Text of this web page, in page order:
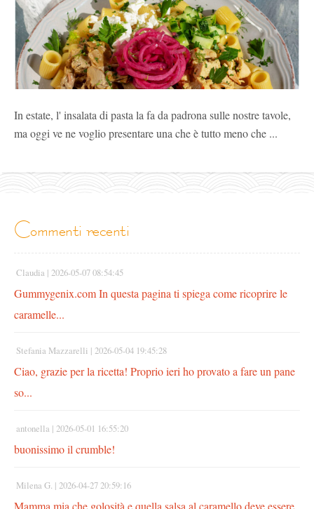
In estate, l' insalata di pasta la fa da padrona sulle nostre tavole,
ma oggi ve ne voglio presentare una che è tutto meno che ...
commenti recenti
Claudia | 2026-05-07 08:54:45
Gummygenix.com In questa pagina ti spiega come ricoprire le
caramelle...
Stefania Mazzarelli | 2026-05-04 19:45:28
Ciao, grazie per la ricetta! Proprio ieri ho provato a fare un pane
so...
antonella | 2026-05-01 16:55:20
buonissimo il crumble!
Milena G. | 2026-04-27 20:59:16
Mamma mia che golosità e quella salsa al caramello deve essere